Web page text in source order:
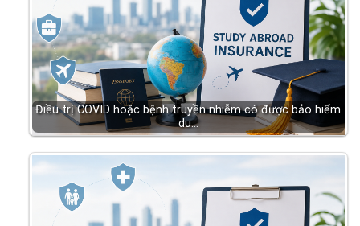
Điều trị COVID hoặc bệnh truyền nhiễm có được bảo hiểm
du…